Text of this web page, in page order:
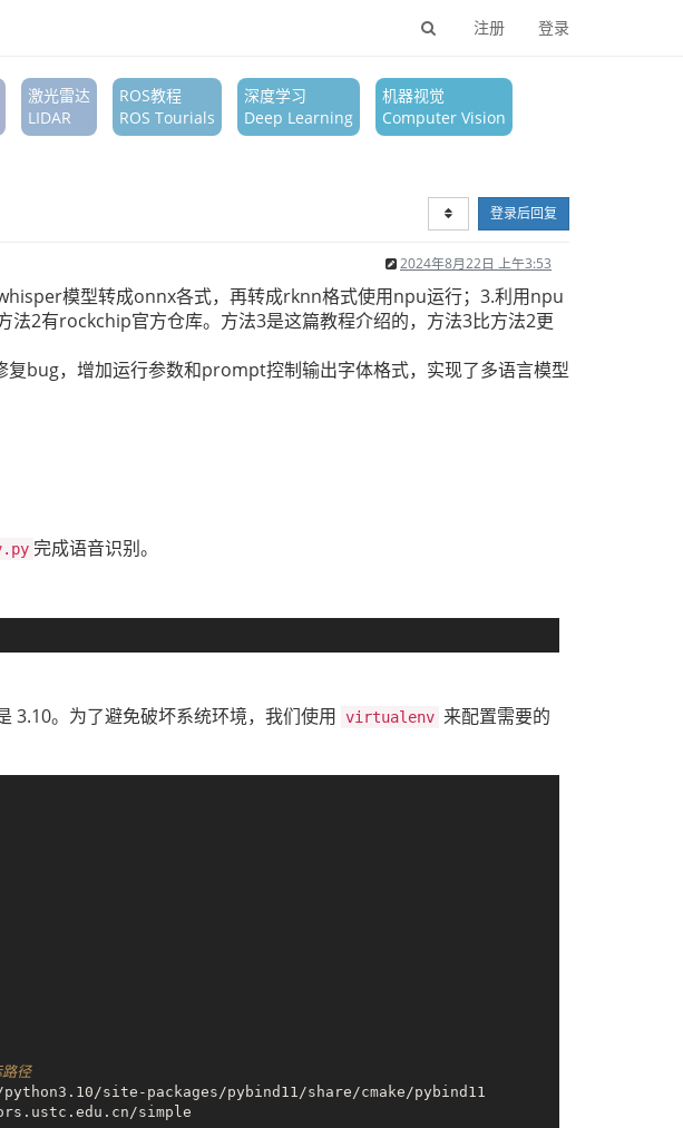
注册 登录
激光雷达
LIDAR
ROS教程
ROS Tourials
深度学习
Deep Learning
机器视觉
Computer Vision
登录后回复
2024年8月22日 上午3:53
模型转成onnx各式，再转成rknn格式使用npu运行；3.利用npu
2有rockchip官方仓库。方法3是这篇教程介绍的，方法3比方法2更
，增加运行参数和prompt控制输出字体格式，实现了多语言模型
完成语音识别。
3.10。为了避免破坏系统环境，我们使用 virtualenv 来配置需要的
径
site-packages/pybind11/share/cmake/pybind11